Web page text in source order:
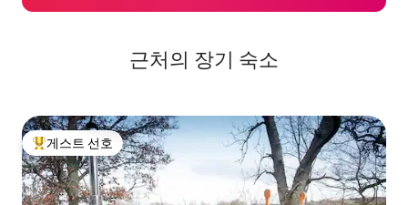
근처의 장기 숙소
상위 게스트 선호
게스트 선호